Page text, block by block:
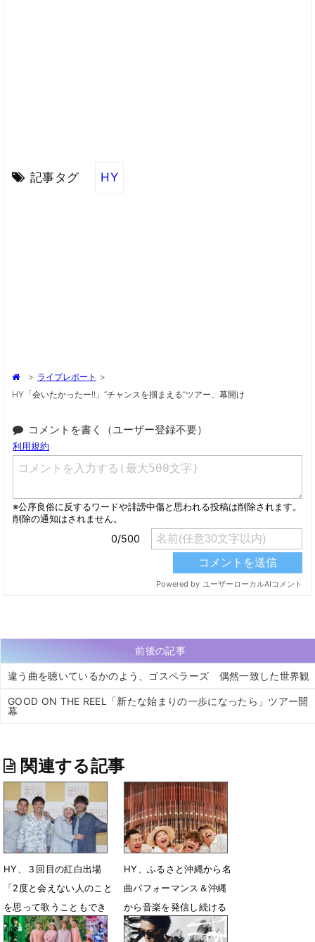
記事タグ HY
> ライブレポート >
HY「会いたかったー!!」”チャンスを掴まえる”ツアー、幕開け
コメントを書く（ユーザー登録不要）
前後の記事
違う曲を聴いているかのよう、ゴスペラーズ 偶然一致した世界観
GOOD ON THE REEL「新たな始まりの一歩になったら」ツアー開
幕
関連する記事
HY、３回目の紅白出場
「2度と会えない人のこと
を思って歌うこともでき
る」名曲「366日」の変
HY、ふるさと沖縄から名
曲パフォーマンス＆沖縄
から音楽を発信し続ける
理由に迫る